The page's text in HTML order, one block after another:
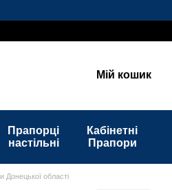
Мій кошик
Прапорці
настільні
Кабінетні
Прапори
Донецької області